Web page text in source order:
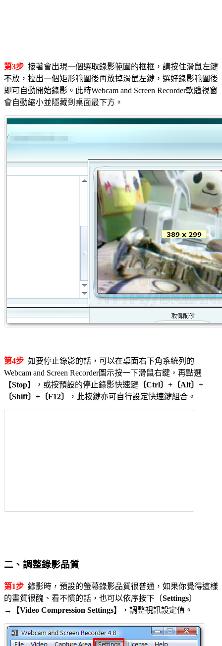
第3步 接著會出現一個選取錄影範圍的框框，請按住滑鼠左鍵
不放，拉出一個矩形範圍後再放掉滑鼠左鍵，選好錄影範圍後
即可自動開始錄影。此時Webcam and Screen Recorder軟體視窗
會自動縮小並隱藏到桌面最下方。
第4步 如要停止錄影的話，可以在桌面右下角系統列的
Webcam and Screen Recorder圖示按一下滑鼠右鍵，再點選
【Stop】，或按預設的停止錄影快速鍵 〔Ctrl〕+〔Alt〕+
〔Shift〕+〔F12〕
，此按鍵亦可自行設定快速鍵組合。
二、調整錄影品質
第1步 錄影時，預設的螢幕錄影品質很普通，如果你覺得這樣
的畫質很醜、看不慣的話，也可以依序按下〔Settings〕
→【Video Compression Settings】，調整視訊設定值。